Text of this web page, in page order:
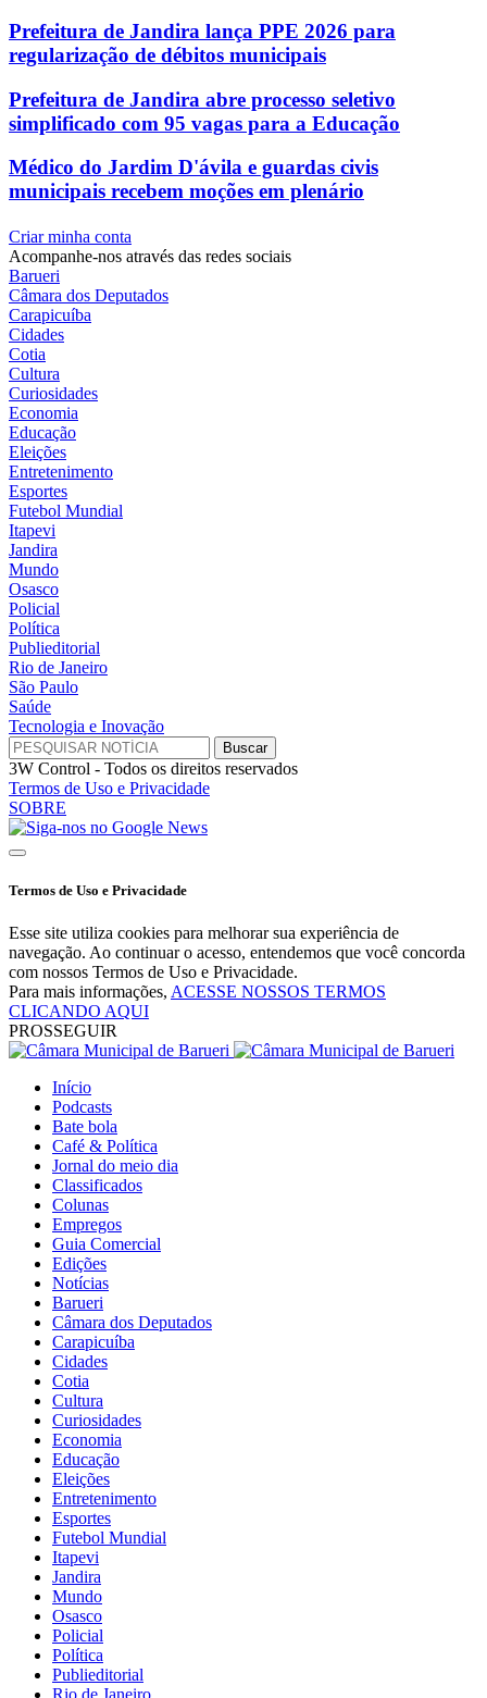
Prefeitura de Jandira lança PPE 2026 para
regularização de débitos municipais
Prefeitura de Jandira abre processo seletivo
simplificado com 95 vagas para a Educação
Médico do Jardim D'ávila e guardas civis
municipais recebem moções em plenário
Criar minha conta
Acompanhe-nos através das redes sociais
Barueri
Câmara dos Deputados
Carapicuíba
Cidades
Cotia
Cultura
Curiosidades
Economia
Educação
Eleições
Entretenimento
Esportes
Futebol Mundial
Itapevi
Jandira
Mundo
Osasco
Policial
Política
Publieditorial
Rio de Janeiro
São Paulo
Saúde
Tecnologia e Inovação
3W Control - Todos os direitos reservados
Termos de Uso e Privacidade
SOBRE
Termos de Uso e Privacidade
Esse site utiliza cookies para melhorar sua experiência de
navegação. Ao continuar o acesso, entendemos que você concorda
com nossos Termos de Uso e Privacidade.
Para mais informações, ACESSE NOSSOS TERMOS
CLICANDO AQUI
PROSSEGUIR
Início
Podcasts
Bate bola
Café & Política
Jornal do meio dia
Classificados
Colunas
Empregos
Guia Comercial
Edições
Notícias
Barueri
Câmara dos Deputados
Carapicuíba
Cidades
Cotia
Cultura
Curiosidades
Economia
Educação
Eleições
Entretenimento
Esportes
Futebol Mundial
Itapevi
Jandira
Mundo
Osasco
Policial
Política
Publieditorial
Rio de Janeiro